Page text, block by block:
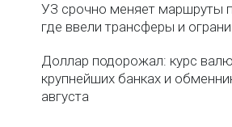
УЗ срочно меняет маршруты
где ввели трансферы и
Доллар подорожал: курс
крупнейших банках и
августа